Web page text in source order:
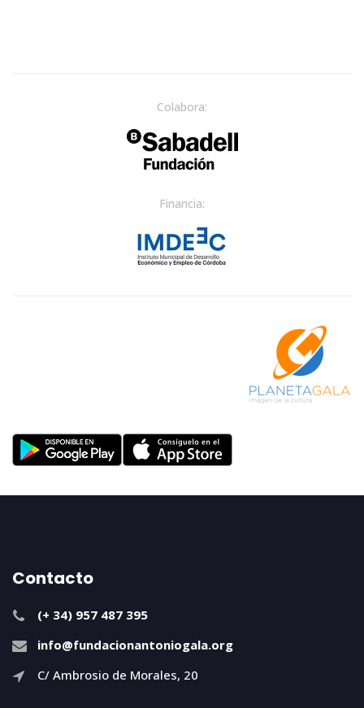
Colabora:
Financia:
Contacto
(+ 34) 957 487 395
info@fundacionantoniogala.org
C/ Ambrosio de Morales, 20